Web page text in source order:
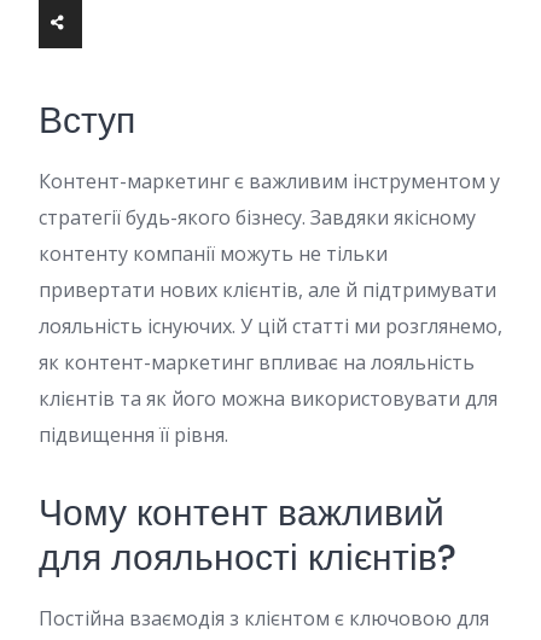
Вступ
Контент-маркетинг є важливим інструментом у
стратегії будь-якого бізнесу. Завдяки якісному
контенту компанії можуть не тільки
привертати нових клієнтів, але й підтримувати
лояльність існуючих. У цій статті ми розглянемо,
як контент-маркетинг впливає на лояльність
клієнтів та як його можна використовувати для
підвищення її рівня.
Чому контент важливий
для лояльності клієнтів?
Постійна взаємодія з клієнтом є ключовою для